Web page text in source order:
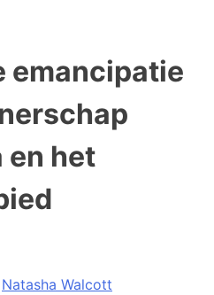
emancipatie
het
Natasha Walcott